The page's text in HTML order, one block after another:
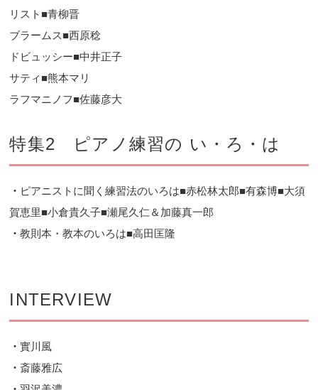
リスト■青柳晋
ブラームス■西原稔
ドビュッシー■中井正子
サティ■熊本マリ
ラフマニノフ■佐藤彦大
特集2 ピアノ練習の い・ろ・は
・ ピアニストに聞く練習法のいろは■赤松林太郎■有森博■大須
賀恵里■小倉貴久子■瀬尾久仁＆加藤真一郎
・教則本・教本のいろは■高田匡隆
INTERVIEW
・實川風
・ 斎藤雅広